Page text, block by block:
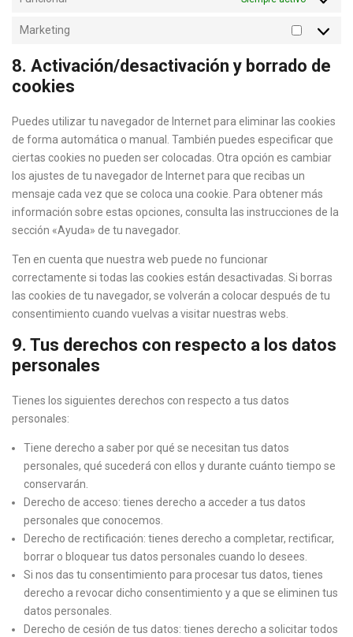
Marketing
8. Activación/desactivación y borrado de
cookies
Puedes utilizar tu navegador de Internet para eliminar las cookies
de forma automática o manual. También puedes especificar que
ciertas cookies no pueden ser colocadas. Otra opción es cambiar
los ajustes de tu navegador de Internet para que recibas un
mensaje cada vez que se coloca una cookie. Para obtener más
información sobre estas opciones, consulta las instrucciones de la
sección «Ayuda» de tu navegador.
Ten en cuenta que nuestra web puede no funcionar
correctamente si todas las cookies están desactivadas. Si borras
las cookies de tu navegador, se volverán a colocar después de tu
consentimiento cuando vuelvas a visitar nuestras webs.
9. Tus derechos con respecto a los datos
personales
Tienes los siguientes derechos con respecto a tus datos
personales:
Tiene derecho a saber por qué se necesitan tus datos
personales, qué sucederá con ellos y durante cuánto tiempo se
conservarán.
Derecho de acceso: tienes derecho a acceder a tus datos
personales que conocemos.
Derecho de rectificación: tienes derecho a completar, rectificar,
borrar o bloquear tus datos personales cuando lo desees.
Si nos das tu consentimiento para procesar tus datos, tienes
derecho a revocar dicho consentimiento y a que se eliminen tus
datos personales.
Derecho de cesión de tus datos: tienes derecho a solicitar todos